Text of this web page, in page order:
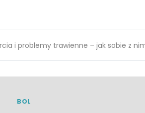
i problemy trawienne – jak sobie z
BOL